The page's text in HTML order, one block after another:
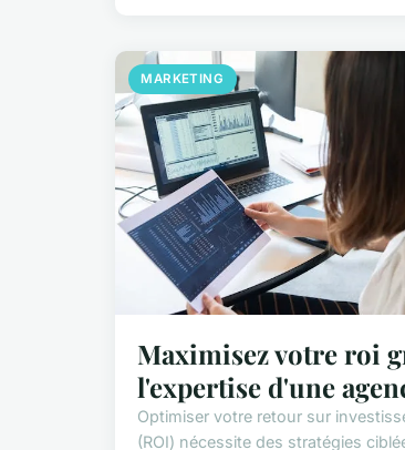
MARKETING
Maximisez votre roi
l'expertise d'une
Optimiser votre retour sur
(ROI) nécessite des stratégies